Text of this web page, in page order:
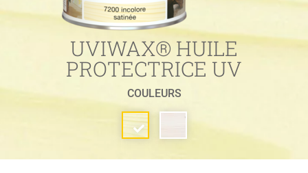
UVIWAX® HUILE
PROTECTRICE UV
COULEURS